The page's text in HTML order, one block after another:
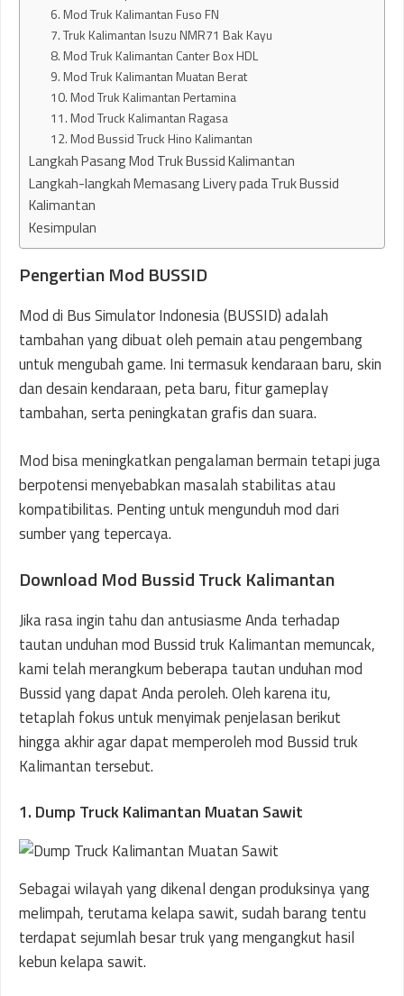
6. Mod Truk Kalimantan Fuso FN
7. Truk Kalimantan Isuzu NMR71 Bak Kayu
8. Mod Truk Kalimantan Canter Box HDL
9. Mod Truk Kalimantan Muatan Berat
10. Mod Truk Kalimantan Pertamina
11. Mod Truck Kalimantan Ragasa
12. Mod Bussid Truck Hino Kalimantan
Langkah Pasang Mod Truk Bussid Kalimantan
Langkah-langkah Memasang Livery pada Truk Bussid
Kalimantan
Kesimpulan
Pengertian Mod BUSSID
Mod di Bus Simulator Indonesia (BUSSID) adalah
tambahan yang dibuat oleh pemain atau pengembang
untuk mengubah game. Ini termasuk kendaraan baru, skin
dan desain kendaraan, peta baru, fitur gameplay
tambahan, serta peningkatan grafis dan suara.
Mod bisa meningkatkan pengalaman bermain tetapi juga
berpotensi menyebabkan masalah stabilitas atau
kompatibilitas. Penting untuk mengunduh mod dari
sumber yang tepercaya.
Download Mod Bussid Truck Kalimantan
Jika rasa ingin tahu dan antusiasme Anda terhadap
tautan unduhan mod Bussid truk Kalimantan memuncak,
kami telah merangkum beberapa tautan unduhan mod
Bussid yang dapat Anda peroleh. Oleh karena itu,
tetaplah fokus untuk menyimak penjelasan berikut
hingga akhir agar dapat memperoleh mod Bussid truk
Kalimantan tersebut.
1. Dump Truck Kalimantan Muatan Sawit
Sebagai wilayah yang dikenal dengan produksinya yang
melimpah, terutama kelapa sawit, sudah barang tentu
terdapat sejumlah besar truk yang mengangkut hasil
kebun kelapa sawit.